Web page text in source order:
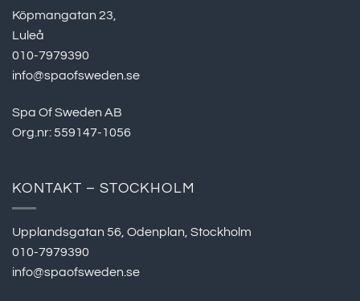
Köpmangatan 23,
Luleå
010-7979390
info@spaofsweden.se
Spa Of Sweden AB
Org.nr: 559147-1056
KONTAKT – STOCKHOLM
Upplandsgatan 56, Odenplan, Stockholm
010-7979390
info@spaofsweden.se